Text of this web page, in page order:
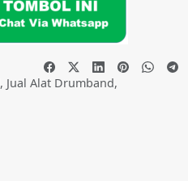
, Jual Alat Drumband,